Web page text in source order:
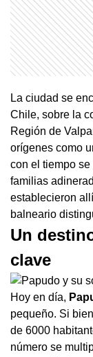
La ciudad se
Chile, sobre la
Región de
orígenes como
con el tiempo
familias
establecieron
balneario
Un
clave
Hoy en día,
pequeño. Si
de 6000
número se